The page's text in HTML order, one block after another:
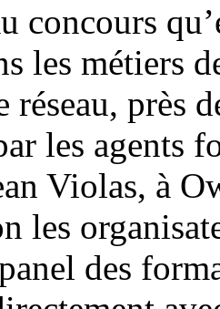
concours
les métiers
réseau, près
les agents
Violas, à
les
des